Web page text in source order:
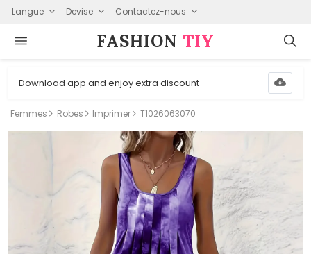
Langue Devise Contactez-nous
FASHION⁠ TIY
Download app and enjoy extra discount
Femmes Robes Imprimer T1026063070